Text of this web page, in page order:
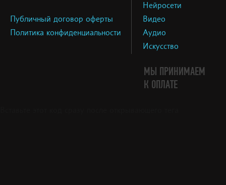
Публичный договор оферты
Политика конфиденциальности
Нейросети
Видео
Аудио
Искусство
МЫ ПРИНИМАЕМ
К ОПЛАТЕ